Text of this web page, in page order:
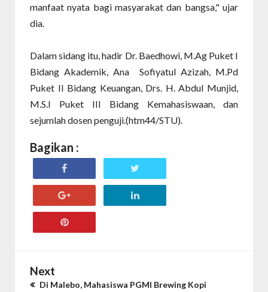
manfaat nyata bagi masyarakat dan bangsa," ujar
dia.
Dalam sidang itu, hadir Dr. Baedhowi, M.Ag Puket I
Bidang Akademik, Ana Sofiyatul Azizah, M.Pd
Puket II Bidang Keuangan, Drs. H. Abdul Munjid,
M.S.I Puket III Bidang Kemahasiswaan, dan
sejumlah dosen penguji.(htm44/STU).
Bagikan :
Next
Di Malebo, Mahasiswa PGMI Brewing Kopi